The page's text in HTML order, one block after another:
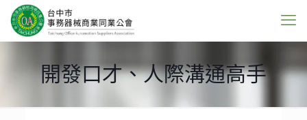
開發口才、人際溝通高手